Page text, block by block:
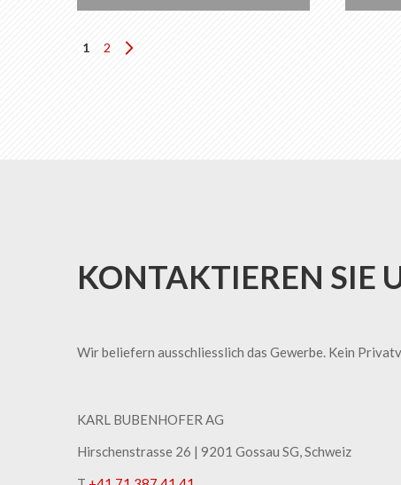
Seite
Sie lesen gerade die Seite
1 Seite
2
KONTAKTIEREN SIE
Wir beliefern ausschliesslich das Gewerbe. Kein
KARL BUBENHOFER AG
Hirschenstrasse 26 | ​9201 Gossau SG, Schweiz